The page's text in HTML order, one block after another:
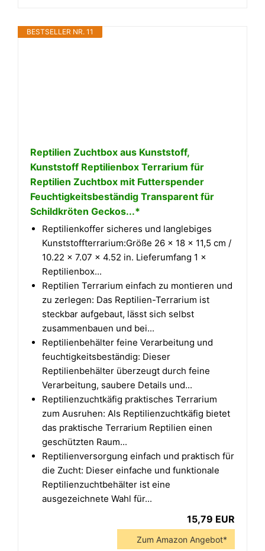
BESTSELLER NR. 11
Reptilien Zuchtbox aus Kunststoff,
Kunststoff Reptilienbox Terrarium für
Reptilien Zuchtbox mit Futterspender
Feuchtigkeitsbeständig Transparent für
Schildkröten Geckos...*
Reptilienkoffer sicheres und langlebiges
Kunststoffterrarium:Größe 26 × 18 × 11,5 cm /
10.22 × 7.07 × 4.52 in. Lieferumfang 1 ×
Reptilienbox...
Reptilien Terrarium einfach zu montieren und
zu zerlegen: Das Reptilien-Terrarium ist
steckbar aufgebaut, lässt sich selbst
zusammenbauen und bei...
Reptilienbehälter feine Verarbeitung und
feuchtigkeitsbeständig: Dieser
Reptilienbehälter überzeugt durch feine
Verarbeitung, saubere Details und...
Reptilienzuchtkäfig praktisches Terrarium
zum Ausruhen: Als Reptilienzuchtkäfig bietet
das praktische Terrarium Reptilien einen
geschützten Raum...
Reptilienversorgung einfach und praktisch für
die Zucht: Dieser einfache und funktionale
Reptilienzuchtbehälter ist eine
ausgezeichnete Wahl für...
15,79 EUR
Zum Amazon Angebot*